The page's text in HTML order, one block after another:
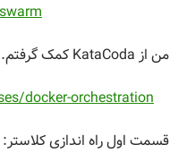
من از KataCoda کمک گرفتم. آموزش داکر سوارم در katacoda:
docker-orchestration
قسمت اول راه اندازی کلاستر: